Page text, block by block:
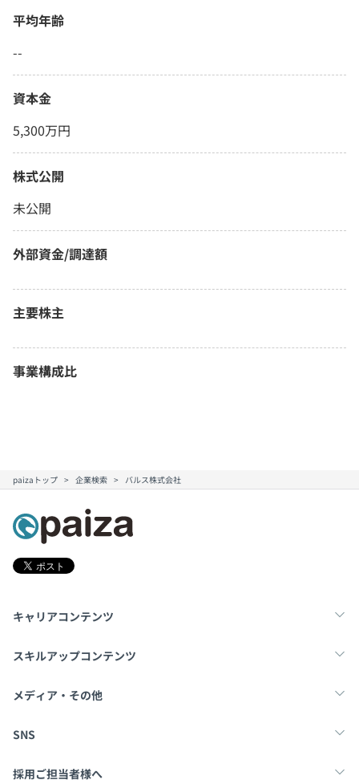
平均年齢
--
資本金
5,300万円
株式公開
未公開
外部資金/調達額
主要株主
事業構成比
paizaトップ 企業検索 バルス株式会社
キャリアコンテンツ
転職・キャリア
スキルアップコンテンツ
学習
メディア・その他
Tech Team Journal
SNS
X
採用ご担当者様へ